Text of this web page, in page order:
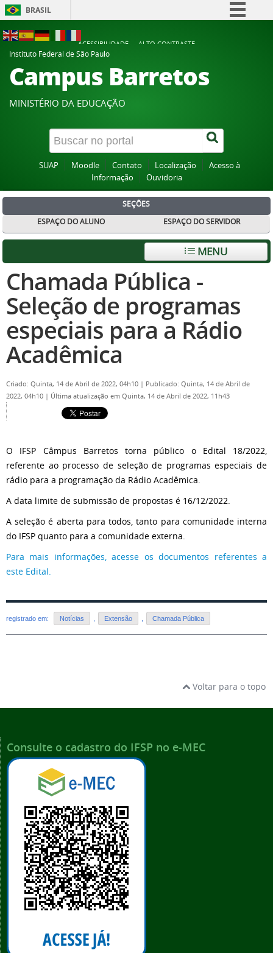
BRASIL
Participe
Acesso à informação
Canais
ACESSIBILIDADE
ALTO CONTRASTE
Instituto Federal de São Paulo
Campus Barretos
MINISTÉRIO DA EDUCAÇÃO
SUAP Moodle Contato Localização
Acesso à
Informação
Ouvidoria
SEÇÕES
ESPAÇO DO ALUNO
ESPAÇO DO SERVIDOR
MENU
Chamada Pública -
Seleção de programas
especiais para a Rádio
Acadêmica
Criado: Quinta, 14 de Abril de 2022, 04h10 | Publicado: Quinta, 14 de Abril de
2022, 04h10 | Última atualização em Quinta, 14 de Abril de 2022, 11h43
O IFSP Câmpus Barretos torna público o Edital 18/2022,
referente ao processo de seleção de programas especiais de
rádio para a programação da Rádio Acadêmica.
A data limite de submissão de propostas é 16/12/2022.
A seleção é aberta para todos, tanto para comunidade interna
do IFSP quanto para a comunidade externa.
Para mais informações, acesse os documentos referentes a
este Edital.
registrado em: Notícias Extensão Chamada Pública
Voltar para o topo
Consulte o cadastro do IFSP no e-MEC